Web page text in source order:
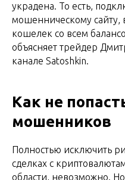
украдена. То есть,
мошенническому сайту,
кошелек со всем
объясняет трейдер
канале Satoshkin.
Как не
мошенников
Полностью исключить
сделках с
области, невозможно.